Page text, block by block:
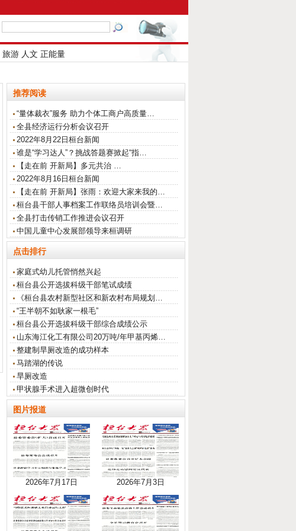
旅游 人文 正能量
推荐阅读
“量体裁衣”服务 助力个体工商户高质量…
全县经济运行分析会议召开
2022年8月22日桓台新闻
谁是“学习达人”？挑战答题赛掀起“指…
【走在前 开新局】多元共治 …
2022年8月16日桓台新闻
【走在前 开新局】张雨：欢迎大家来我的…
桓台县干部人事档案工作联络员培训会暨…
全县打击传销工作推进会议召开
中国儿童中心发展部领导来桓调研
点击排行
家庭式幼儿托管悄然兴起
桓台县公开选拔科级干部笔试成绩
《桓台县农村新型社区和新农村布局规划…
“王半朝不如耿家一根毛”
桓台县公开选拔科级干部综合成绩公示
山东海江化工有限公司20万吨/年甲基丙烯…
整建制旱厕改造的成功样本
马踏湖的传说
旱厕改造
甲状腺手术进入超微创时代
图片报道
2026年7月17日 2026年7月3日